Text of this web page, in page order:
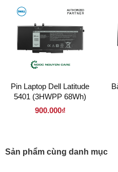
Pin Laptop Dell Latitude
5401 (3HWPP 68Wh)
900.000₫
Sản phẩm cùng danh mục